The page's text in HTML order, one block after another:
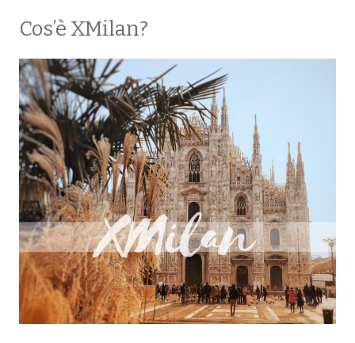
Cos’è XMilan?